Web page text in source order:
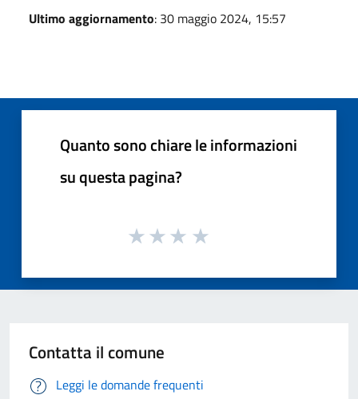
Ultimo aggiornamento: 30 maggio 2024, 15:57
Quanto sono chiare le informazioni
su questa pagina?
Contatta il comune
Leggi le domande frequenti